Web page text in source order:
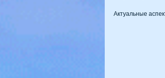
Актуальные